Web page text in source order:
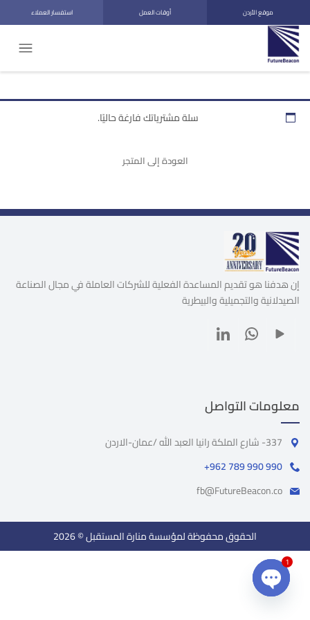
موقع الأردن أوقات العمل استفسار العملاء
سلة مشترياتك فارغة حاليًا.
العودة إلى المتجر
إن هدفنا هو تقديم المساعدة الفعلية للشركات العاملة في مجال الصناعة
الصيدلانية والتجميلية والبيطرية
معلومات التواصل
337- شارع الملكة رانيا العبد الله /عمان-الاردن
+962 789 990 990
fb@FutureBeacon.co
الحقوق محفوظة لمؤسسة منارة المستقبل © 2026
1